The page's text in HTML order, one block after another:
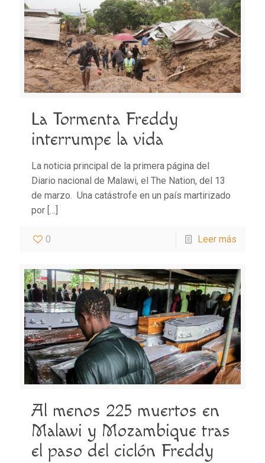
La Tormenta Freddy
interrumpe la vida
La noticia principal de la primera página del
Diario nacional de Malawi, el The Nation, del 13
de marzo. Una catástrofe en un país martirizado
por […]
0 Leer más
Al menos 225 muertos en
Malawi y Mozambique tras
el paso del ciclón Freddy